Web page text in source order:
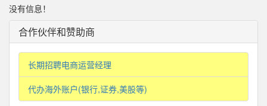
没有信息！
合作伙伴和赞助商
长期招聘电商运营经理
代办海外账户(银行,证券,美股等)